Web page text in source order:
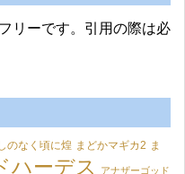
リーです。引用の際は必
のなく頃に煌 まどかマギカ2 ま
ハーデス アナザーゴッド